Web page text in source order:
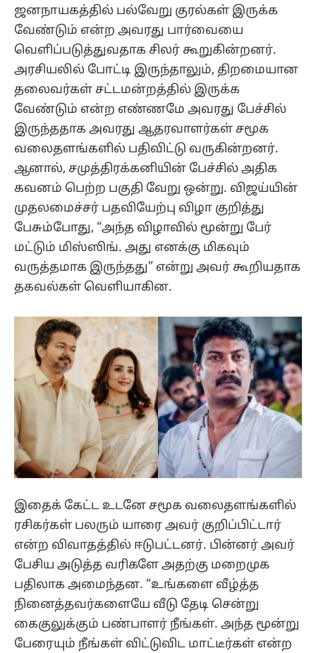
ஜனநாயகத்தில் பல்வேறு குரல்கள் இருக்க
வேண்டும் என்ற அவரது பார்வையை
வெளிப்படுத்துவதாக சிலர் கூறுகின்றனர்.
அரசியலில் போட்டி இருந்தாலும், திறமையான
தலைவர்கள் சட்டமன்றத்தில் இருக்க
வேண்டும் என்ற எண்ணமே அவரது பேச்சில்
இருந்ததாக அவரது ஆதரவாளர்கள் சமூக
வலைதளங்களில் பதிவிட்டு வருகின்றனர்.
ஆனால், சமுத்திரக்கனியின் பேச்சில் அதிக
கவனம் பெற்ற பகுதி வேறு ஒன்று. விஜய்யின்
முதலமைச்சர் பதவியேற்பு விழா குறித்து
பேசும்போது, “அந்த விழாவில் மூன்று பேர்
மட்டும் மிஸ்ஸிங். அது எனக்கு மிகவும்
வருத்தமாக இருந்தது” என்று அவர் கூறியதாக
தகவல்கள் வெளியாகின.
இதைக் கேட்ட உடனே சமூக வலைதளங்களில்
ரசிகர்கள் பலரும் யாரை அவர் குறிப்பிட்டார்
என்ற விவாதத்தில் ஈடுபட்டனர். பின்னர் அவர்
பேசிய அடுத்த வரிகளே அதற்கு மறைமுக
பதிலாக அமைந்தன. “உங்களை வீழ்த்த
நினைத்தவர்களையே வீடு தேடி சென்று
கைகுலுக்கும் பண்பாளர் நீங்கள். அந்த மூன்று
பேரையும் நீங்கள் விட்டுவிட மாட்டீர்கள் என்ற